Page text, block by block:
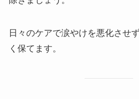
日々のケアで涙やけを悪化させ
く保てます。